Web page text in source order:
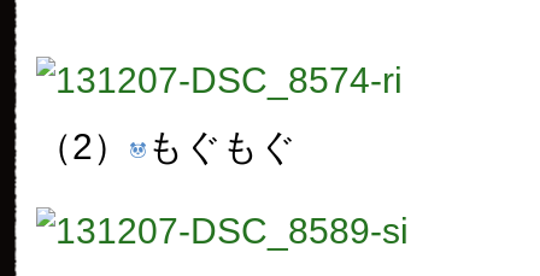
（2） もぐもぐ